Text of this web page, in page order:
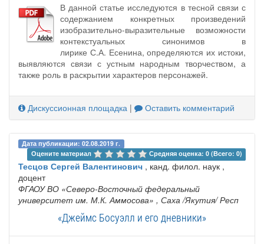
В данной статье исследуются в тесной связи с
содержанием конкретных произведений
изобразительно-выразительные возможности
контекстуальных синонимов в
лирике С.А. Есенина, определяются их истоки,
выявляются связи с устным народным творчеством, а
также роль в раскрытии характеров персонажей.
Дискуссионная площадка | Оставить комментарий
Дата публикации: 02.08.2019 г.
Оцените материал
Средняя оценка: 0 (Всего: 0)
Тесцов Сергей Валентинович , канд. филол. наук ,
доцент
ФГАОУ ВО «Северо-Восточный федеральный
университет им. М.К. Аммосова» , Саха /Якутия/ Респ
«Джеймс Босуэлл и его дневники»